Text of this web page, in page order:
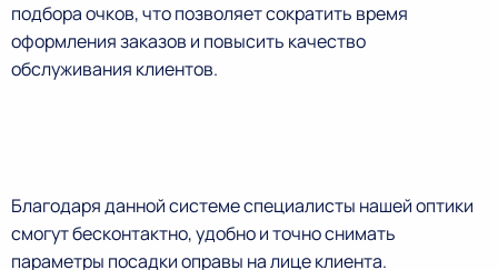
подбора очков, что позволяет сократить время
оформления заказов и повысить качество
обслуживания клиентов.
Благодаря данной системе специалисты нашей оптики
смогут бесконтактно, удобно и точно снимать
параметры посадки оправы на лице клиента.